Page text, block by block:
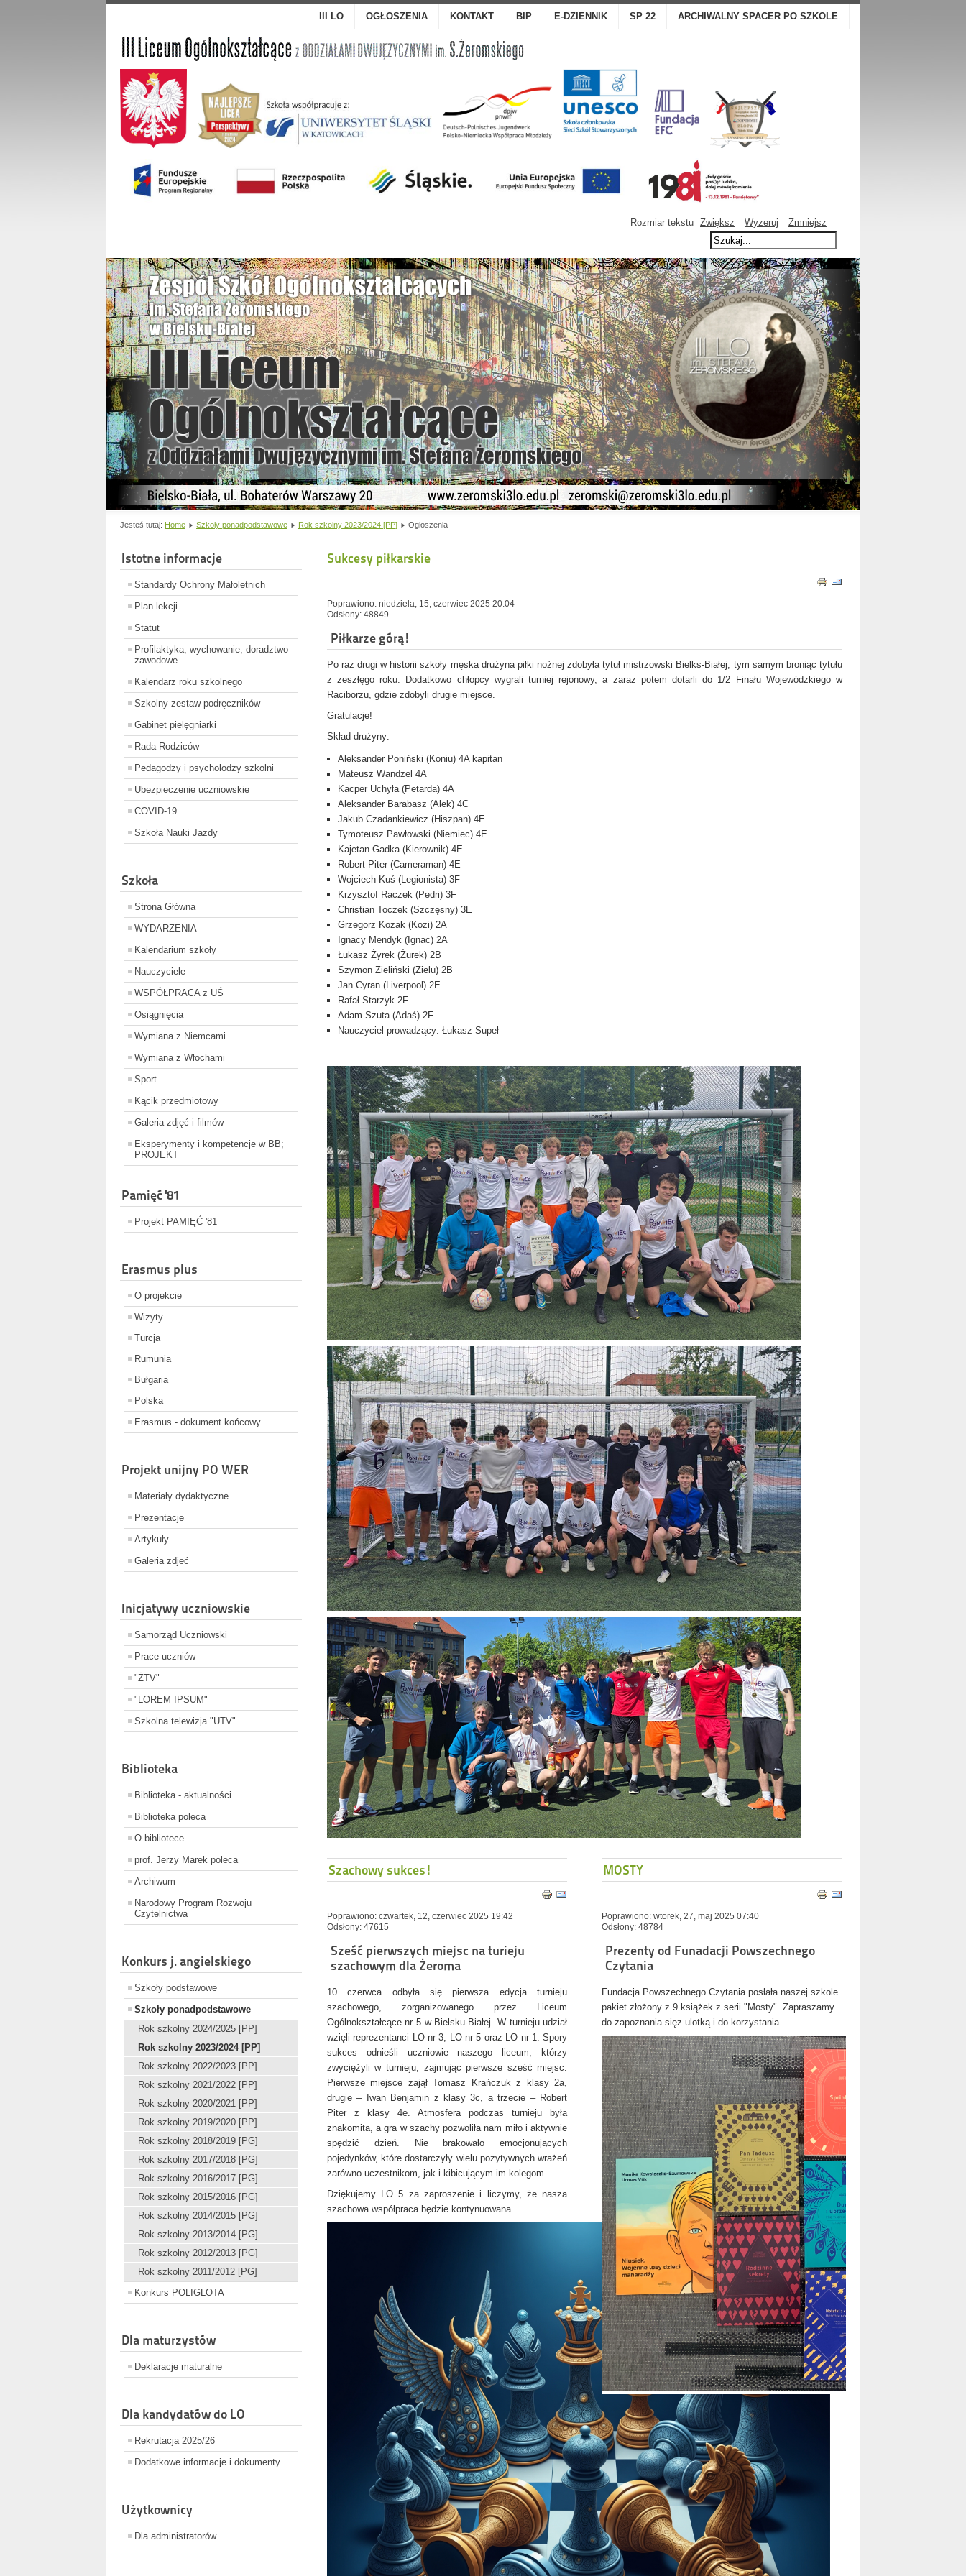
III LO OGŁOSZENIA KONTAKT BIP E-DZIENNIK SP 22 ARCHIWALNY SPACER PO SZKOLE
Rozmiar tekstu Zwiększ Wyzeruj Zmniejsz
Jesteś tutaj: Home Szkoły ponadpodstawowe Rok szkolny 2023/2024 [PP] Ogłoszenia
Istotne informacje
Standardy Ochrony Małoletnich
Plan lekcji
Statut
Profilaktyka, wychowanie, doradztwo
zawodowe
Kalendarz roku szkolnego
Szkolny zestaw podręczników
Gabinet pielęgniarki
Rada Rodziców
Pedagodzy i psycholodzy szkolni
Ubezpieczenie uczniowskie
COVID-19
Szkoła Nauki Jazdy
Szkoła
Strona Główna
WYDARZENIA
Kalendarium szkoły
Nauczyciele
WSPÓŁPRACA z UŚ
Osiągnięcia
Wymiana z Niemcami
Wymiana z Włochami
Sport
Kącik przedmiotowy
Galeria zdjęć i filmów
Eksperymenty i kompetencje w BB;
PROJEKT
Pamięć '81
Projekt PAMIĘĆ '81
Erasmus plus
O projekcie
Wizyty
Turcja
Rumunia
Bułgaria
Polska
Erasmus - dokument końcowy
Projekt unijny PO WER
Materiały dydaktyczne
Prezentacje
Artykuły
Galeria zdjeć
Inicjatywy uczniowskie
Samorząd Uczniowski
Prace uczniów
"ŻTV"
"LOREM IPSUM"
Szkolna telewizja "UTV"
Biblioteka
Biblioteka - aktualności
Biblioteka poleca
O bibliotece
prof. Jerzy Marek poleca
Archiwum
Narodowy Program Rozwoju
Czytelnictwa
Konkurs j. angielskiego
Szkoły podstawowe
Szkoły ponadpodstawowe
Rok szkolny 2024/2025 [PP]
Rok szkolny 2023/2024 [PP]
Rok szkolny 2022/2023 [PP]
Rok szkolny 2021/2022 [PP]
Rok szkolny 2020/2021 [PP]
Rok szkolny 2019/2020 [PP]
Rok szkolny 2018/2019 [PG]
Rok szkolny 2017/2018 [PG]
Rok szkolny 2016/2017 [PG]
Rok szkolny 2015/2016 [PG]
Rok szkolny 2014/2015 [PG]
Rok szkolny 2013/2014 [PG]
Rok szkolny 2012/2013 [PG]
Rok szkolny 2011/2012 [PG]
Konkurs POLIGLOTA
Dla maturzystów
Deklaracje maturalne
Dla kandydatów do LO
Rekrutacja 2025/26
Dodatkowe informacje i dokumenty
Użytkownicy
Dla administratorów
Sukcesy piłkarskie
Poprawiono: niedziela, 15, czerwiec 2025 20:04
Odsłony: 48849
Piłkarze górą!
Po raz drugi w historii szkoły męska drużyna piłki nożnej zdobyła tytuł mistrzowski Bielks-Białej, tym samym broniąc tytułu
z zeszłęgo roku. Dodatkowo chłopcy wygrali turniej rejonowy, a zaraz potem dotarli do 1/2 Finału Wojewódzkiego w
Raciborzu, gdzie zdobyli drugie miejsce.
Gratulacje!
Skład drużyny:
Aleksander Poniński (Koniu) 4A kapitan
Mateusz Wandzel 4A
Kacper Uchyła (Petarda) 4A
Aleksander Barabasz (Alek) 4C
Jakub Czadankiewicz (Hiszpan) 4E
Tymoteusz Pawłowski (Niemiec) 4E
Kajetan Gadka (Kierownik) 4E
Robert Piter (Cameraman) 4E
Wojciech Kuś (Legionista) 3F
Krzysztof Raczek (Pedri) 3F
Christian Toczek (Szczęsny) 3E
Grzegorz Kozak (Kozi) 2A
Ignacy Mendyk (Ignac) 2A
Łukasz Żyrek (Żurek) 2B
Szymon Zieliński (Zielu) 2B
Jan Cyran (Liverpool) 2E
Rafał Starzyk 2F
Adam Szuta (Adaś) 2F
Nauczyciel prowadzący: Łukasz Supeł
Szachowy sukces!
Poprawiono: czwartek, 12, czerwiec 2025 19:42
Odsłony: 47615
Sześć pierwszych miejsc na turieju
szachowym dla Żeroma
10 czerwca odbyła się pierwsza edycja turnieju
szachowego, zorganizowanego przez Liceum
Ogólnokształcące nr 5 w Bielsku-Białej. W turnieju udział
wzięli reprezentanci LO nr 3, LO nr 5 oraz LO nr 1. Spory
sukces odnieśli uczniowie naszego liceum, którzy
zwyciężyli w turnieju, zajmując pierwsze sześć miejsc.
Pierwsze miejsce zajął Tomasz Krańczuk z klasy 2a,
drugie – Iwan Benjamin z klasy 3c, a trzecie – Robert
Piter z klasy 4e. Atmosfera podczas turnieju była
znakomita, a gra w szachy pozwoliła nam miło i aktywnie
spędzić dzień. Nie brakowało emocjonujących
pojedynków, które dostarczyły wielu pozytywnych wrażeń
zarówno uczestnikom, jak i kibicującym im kolegom.
Dziękujemy LO 5 za zaproszenie i liczymy, że nasza
szachowa współpraca będzie kontynuowana.
MOSTY
Poprawiono: wtorek, 27, maj 2025 07:40
Odsłony: 48784
Prezenty od Funadacji Powszechnego
Czytania
Fundacja Powszechnego Czytania posłała naszej szkole
pakiet złożony z 9 książek z serii "Mosty". Zapraszamy
do zapoznania sięz ulotką i do korzystania.